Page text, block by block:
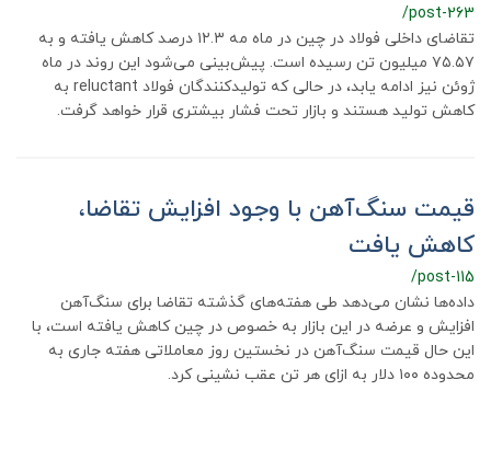
/post-263
تقاضای داخلی فولاد در چین در ماه مه ۱۲.۳ درصد کاهش یافته و به
۷۵.۵۷ میلیون تن رسیده است. پیش‌بینی می‌شود این روند در ماه
ژوئن نیز ادامه یابد، در حالی که تولیدکنندگان فولاد reluctant به
کاهش تولید هستند و بازار تحت فشار بیشتری قرار خواهد گرفت.
قیمت سنگ‌آهن با وجود افزایش تقاضا،
کاهش یافت
/post-115
داده‌ها نشان می‌دهد طی هفته‌های گذشته تقاضا برای سنگ‌آهن
افزایش و عرضه در این بازار به خصوص در چین کاهش یافته‌ است، با
این حال قیمت سنگ‌آهن در نخستین روز معاملاتی هفته جاری به
محدوده ۱۰۰ دلار به ازای هر تن عقب نشینی کرد.